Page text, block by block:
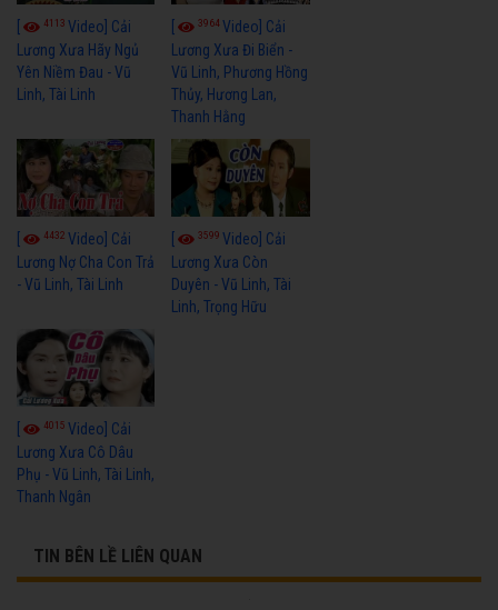
4113 Video] Cải
Lương Xưa Hãy Ngủ
Yên Niềm Đau - Vũ
Linh, Tài Linh
3964Video] Cải
Lương Xưa Đi Biển -
Vũ Linh, Phương Hồng
Thủy, Hương Lan,
Thanh Hằng
4432 Video] Cải
Lương Nợ Cha Con Trả
- Vũ Linh, Tài Linh
3599Video] Cải
Lương Xưa Còn
Duyên - Vũ Linh, Tài
Linh, Trọng Hữu
[ 4015 Video] Cải
Lương Xưa Cô Dâu
Phụ - Vũ Linh, Tài Linh,
Thanh Ngân
TIN BÊN LỀ LIÊN QUAN